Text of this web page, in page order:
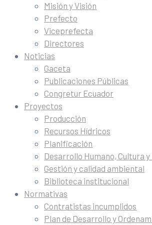
Misión y Visión
Prefecto
Viceprefecta
Directores
Noticias
Gaceta
Publicaciones Públicas
Congretur Ecuador
Proyectos
Producción
Recursos Hídricos
Planificación
Desarrollo Humano, Cultura
Gestión y calidad ambiental
Biblioteca institucional
Normativas
Contratistas incumplidos
Plan de Desarrollo y